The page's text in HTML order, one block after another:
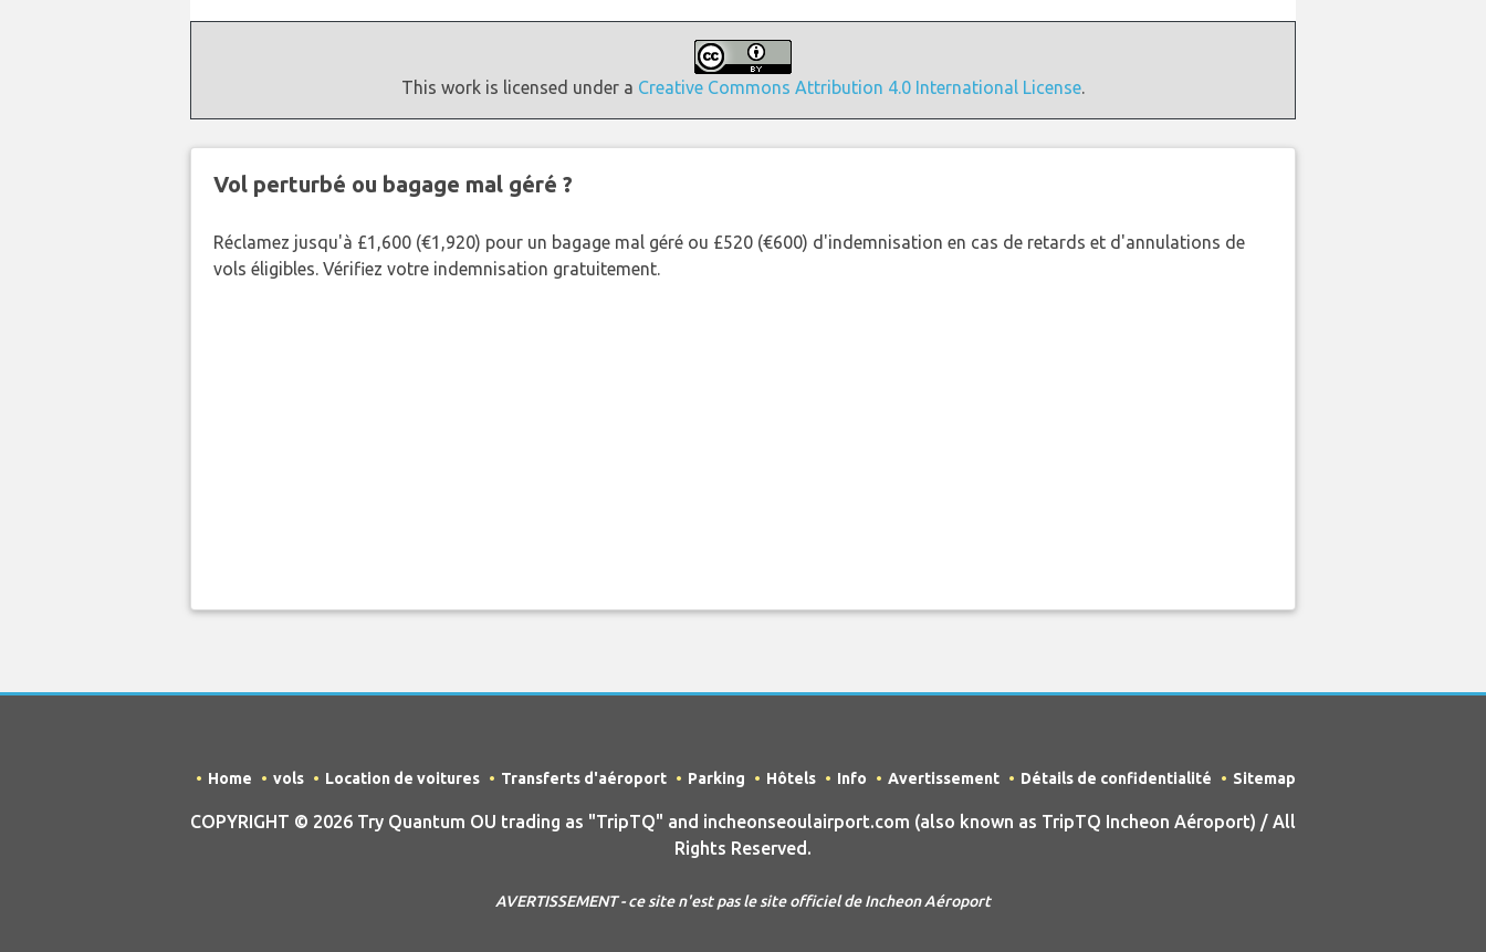
This work is licensed under a Creative Commons Attribution 4.0 International License.
Vol perturbé ou bagage mal géré ?
Réclamez jusqu'à £1,600 (€1,920) pour un bagage mal géré ou £520 (€600) d'indemnisation en cas de retards et d'annulations de
vols éligibles. Vérifiez votre indemnisation gratuitement.
Home vols Location de voitures Transferts d'aéroport Parking Hôtels Info Avertissement Détails de confidentialité Sitemap
COPYRIGHT © 2026 Try Quantum OU trading as "TripTQ" and incheonseoulairport.com (also known as TripTQ Incheon Aéroport) / All
Rights Reserved.
AVERTISSEMENT - ce site n'est pas le site officiel de Incheon Aéroport